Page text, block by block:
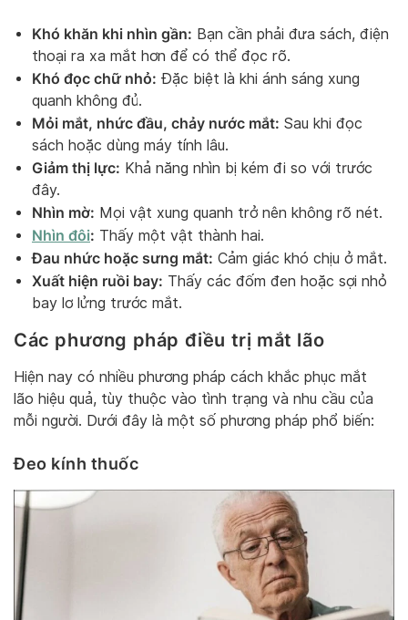
Khó khăn khi nhìn gần: Bạn cần phải đưa sách, điện
thoại ra xa mắt hơn để có thể đọc rõ.
Khó đọc chữ nhỏ: Đặc biệt là khi ánh sáng xung
quanh không đủ.
Mỏi mắt, nhức đầu, chảy nước mắt: Sau khi đọc
sách hoặc dùng máy tính lâu.
Giảm thị lực: Khả năng nhìn bị kém đi so với trước
đây.
Nhìn mờ: Mọi vật xung quanh trở nên không rõ nét.
Nhìn đôi: Thấy một vật thành hai.
Đau nhức hoặc sưng mắt: Cảm giác khó chịu ở mắt.
Xuất hiện ruồi bay: Thấy các đốm đen hoặc sợi nhỏ
bay lơ lửng trước mắt.
Các phương pháp điều trị mắt lão
Hiện nay có nhiều phương pháp cách khắc phục mắt
lão hiệu quả, tùy thuộc vào tình trạng và nhu cầu của
mỗi người. Dưới đây là một số phương pháp phổ biến:
Đeo kính thuốc